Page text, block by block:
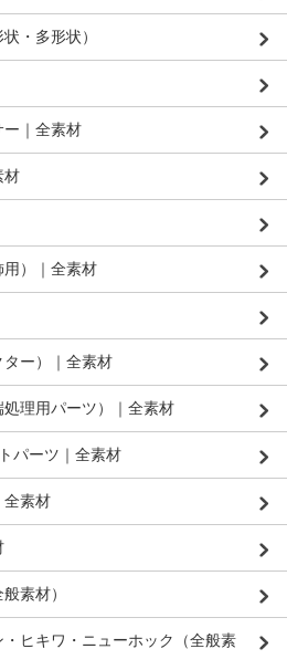
・多形状）
｜全素材
材
）｜全素材
ー）｜全素材
理用パーツ）｜全素材
パーツ｜全素材
全素材
素材）
ヒキワ・ニューホック（全般素